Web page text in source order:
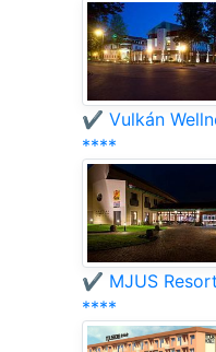
✔️ Vulkán
****
✔️ MJUS
****